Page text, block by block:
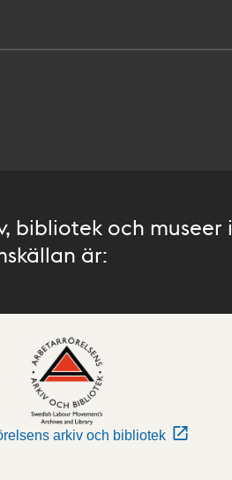
bibliotek och museer i
är:
arkiv och bibliotek